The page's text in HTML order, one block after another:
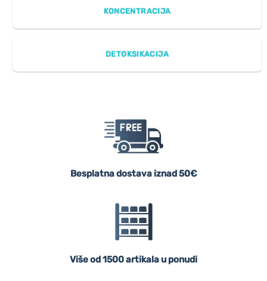
KONCENTRACIJA
DETOKSIKACIJA
Besplatna dostava iznad 50€
Više od 1500 artikala u ponudi